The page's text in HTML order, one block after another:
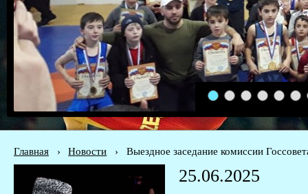
1 2 3 4 5 6
Главная › Новости › Выездное заседание комиссии
25.06.2025